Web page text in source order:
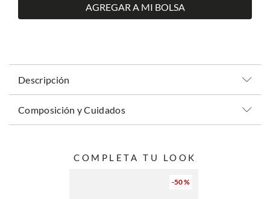
AGREGAR A MI BOLSA
Descripción
Composición y Cuidados
COMPLETA TU LOOK
-50 %